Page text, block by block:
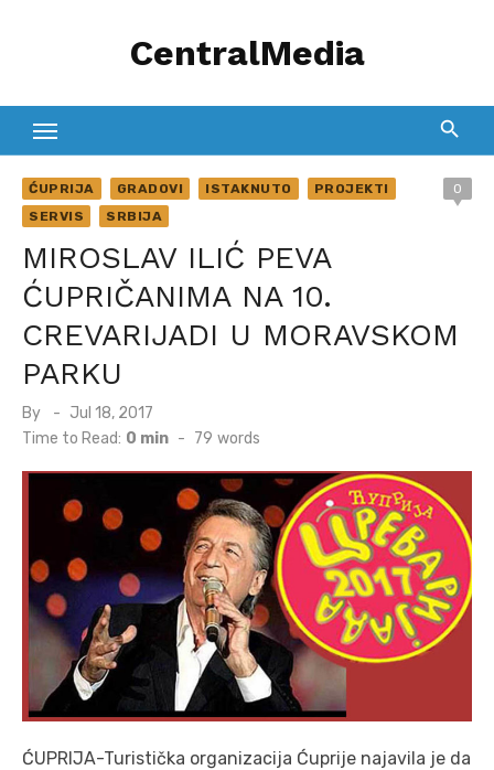
CentralMedia
ĆUPRIJA GRADOVI ISTAKNUTO
PROJEKTI
SERVIS
SRBIJA
0
MIROSLAV ILIĆ PEVA
ĆUPRIČANIMA NA 10.
CREVARIJADI U MORAVSKOM
PARKU
By
Posted
on
Jul 18, 2017
Time to Read: 0 min - 79 words
ĆUPRIJA-Turistička organizacija Ćuprije najavila je da